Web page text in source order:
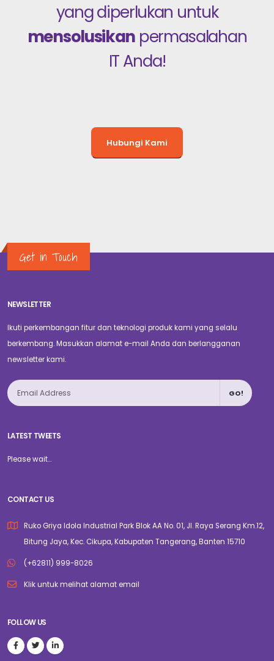
yang diperlukan untuk
mensolusikan permasalahan
IT Anda!
Hubungi Kami
Get in Touch
NEWSLETTER
Ikuti perkembangan fitur dan teknologi produk kami yang selalu
berkembang. Masukkan alamat e-mail Anda dan berlangganan
newsletter kami.
GO!
LATEST TWEETS
Please wait...
CONTACT US
Ruko Griya Idola Industrial Park Blok AA No. 01, Jl. Raya Serang Km.12,
Bitung Jaya, Kec. Cikupa, Kabupaten Tangerang, Banten 15710
(+62811) 999-8026
Klik untuk melihat alamat email
FOLLOW US